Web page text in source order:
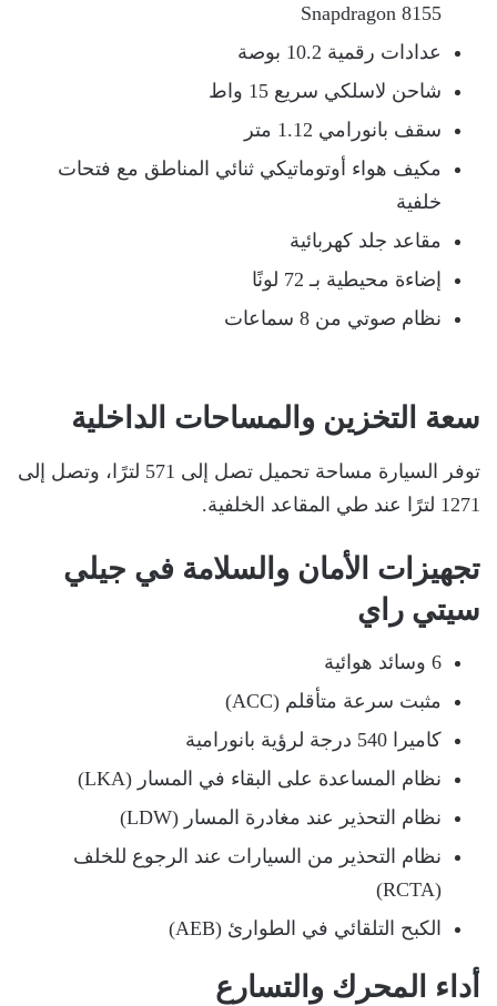
Snapdragon 8155
عدادات رقمية 10.2 بوصة
شاحن لاسلكي سريع 15 واط
سقف بانورامي 1.12 متر
مكيف هواء أوتوماتيكي ثنائي المناطق مع فتحات
خلفية
مقاعد جلد كهربائية
إضاءة محيطية بـ 72 لونًا
نظام صوتي من 8 سماعات
سعة التخزين والمساحات الداخلية
توفر السيارة مساحة تحميل تصل إلى 571 لترًا، وتصل إلى
1271 لترًا عند طي المقاعد الخلفية.
تجهيزات الأمان والسلامة في جيلي
سيتي راي
6 وسائد هوائية
مثبت سرعة متأقلم (ACC)
كاميرا 540 درجة لرؤية بانورامية
نظام المساعدة على البقاء في المسار (LKA)
نظام التحذير عند مغادرة المسار (LDW)
نظام التحذير من السيارات عند الرجوع للخلف
(RCTA)
الكبح التلقائي في الطوارئ (AEB)
أداء المحرك والتسارع